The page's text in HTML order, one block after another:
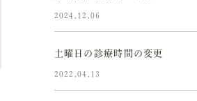
2024.12.06
土曜日の診療時間の変更
2022.04.13